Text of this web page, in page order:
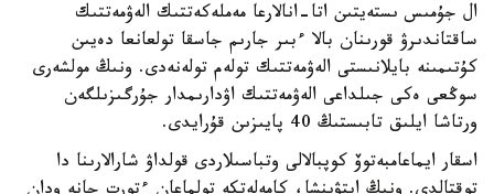
ال جۇمىس ىستەيتىن اتا-انالارعا مەملەكەتتىك الەۋمەتتىك
ساقتاندىرۋ قورىنان بالا ءبىر جارىم جاسقا تولعانعا دەيىن
كۇتىمىنە بايلانىستى الەۋمەتتىك تولەم تولەنەدى. ونىڭ مولشەرى
سوڭعى ەكى جىلداعى الەۋمەتتىك اۋدارىمدار جۇرگىزىلگەن
ورتاشا ايلىق تابىستىڭ 40 پايىزىن قۇرايدى.
اسقار ايماعامبەتوۆ كوپبالالى وتباسىلاردى قولداۋ شارالارىنا دا